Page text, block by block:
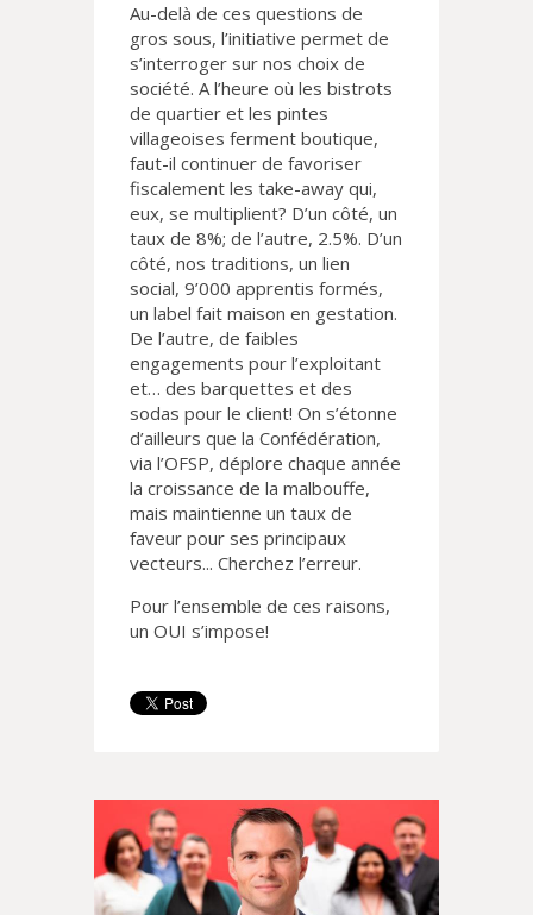
Au-delà de ces questions de
gros sous, l’initiative permet de
s’interroger sur nos choix de
société. A l’heure où les bistrots
de quartier et les pintes
villageoises ferment boutique,
faut-il continuer de favoriser
fiscalement les take-away qui,
eux, se multiplient? D’un côté, un
taux de 8%; de l’autre, 2.5%. D’un
côté, nos traditions, un lien
social, 9’000 apprentis formés,
un label fait maison en gestation.
De l’autre, de faibles
engagements pour l’exploitant
et… des barquettes et des
sodas pour le client! On s’étonne
d’ailleurs que la Confédération,
via l’OFSP, déplore chaque année
la croissance de la malbouffe,
mais maintienne un taux de
faveur pour ses principaux
vecteurs... Cherchez l’erreur.
Pour l’ensemble de ces raisons,
un OUI s’impose!